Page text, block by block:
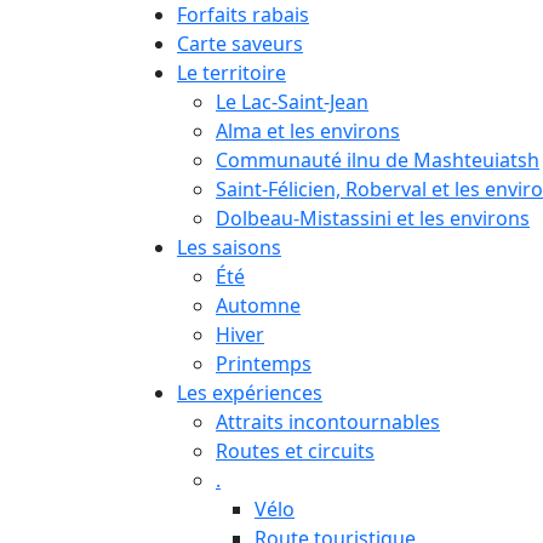
Forfaits rabais
Carte saveurs
Le territoire
Le Lac-Saint-Jean
Alma et les environs
Communauté ilnu de Mashteuiatsh
Saint-Félicien, Roberval et les
Dolbeau-Mistassini et les environs
Les saisons
Été
Automne
Hiver
Printemps
Les expériences
Attraits incontournables
Routes et circuits
.
Vélo